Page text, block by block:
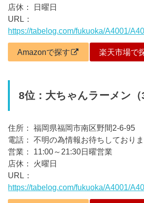
店休： 日曜日
URL：
https://tabelog.com/fukuoka/A4001/
Amazonで探す 楽天市場で
8位：大ちゃんラーメン（
住所： 福岡県福岡市南区野間2-6-95
電話： 不明の為情報お待ちしており
営業： 11:00～21:30日曜営業
店休： 火曜日
URL：
https://tabelog.com/fukuoka/A4001/